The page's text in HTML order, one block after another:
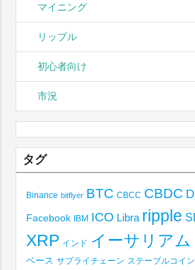
マイニング
リップル
初心者向け
市況
タグ
Binance bitflyer BTC CBCC CBDC
Facebook IBM ICO Libra ripple
XRP インド イーサリアム
ベース サプライチェーン ステーブルコイン